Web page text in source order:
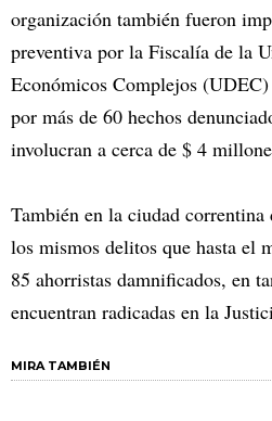
organización también fueron
preventiva por la Fiscalía de la
Económicos Complejos
por más de 60 hechos
involucran a cerca de $ 4
También en la ciudad
los mismos delitos que hasta el
85 ahorristas damnificados, en
encuentran radicadas en la
MIRA TAMBIÉN